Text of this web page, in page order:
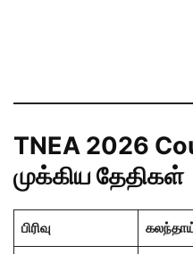
TNEA 2026
முக்கிய தேதிகள்
பிரிவு